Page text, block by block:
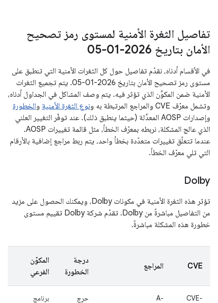
تفاصيل الثغرة الأمنية لمستوى رمز تصحيح
الأمان بتاريخ 2026-01-05
في الأقسام أدناه، نقدّم تفاصيل حول كل الثغرات الأمنية التي تنطبق على
مستوى رمز تصحيح الأمان بتاريخ 2026-01-05. يتم تجميع الثغرات
الأمنية ضمن المكوِّن الذي تؤثر فيه. يتم وصف المشاكل في الجداول أدناه،
وتشمل معرّف CVE والمراجع المرتبطة به و
نوع الثغرة الأمنية والخطورة
وإصدارات AOSP المعدَّلة (حيثما ينطبق ذلك). عند توفّر التغيير العلني
الذي عالج المشكلة، نربطه بمعرّف الخطأ، مثل قائمة تغييرات AOSP.
عندما تتعلّق تغييرات متعدّدة بخطأ واحد، يتم ربط مراجع إضافية بالأرقام
التي تلي معرّف الخطأ.
Dolby
تؤثر هذه الثغرة الأمنية في مكونات Dolby، ويمكنك الحصول على مزيد
من التفاصيل مباشرةً من Dolby. تقدّم شركة Dolby تقييم مستوى
خطورة هذه المشكلة مباشرةً.
CVE المراجع
درجة
الخطورة
المكوّن
الفرعي
CVE-
A-
حرِج
برنامج